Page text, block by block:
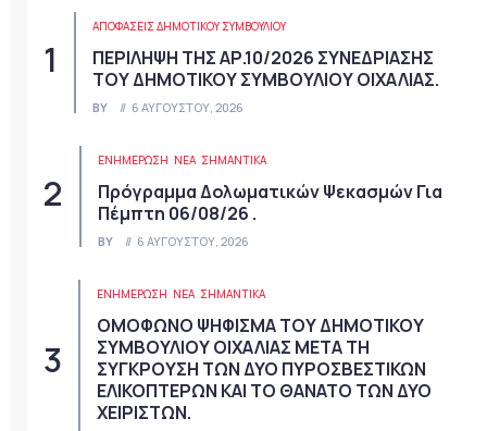
ΑΠΟΦΆΣΕΙΣ ΔΗΜΟΤΙΚΟΎ ΣΥΜΒΟΥΛΊΟΥ
ΠΕΡΙΛΗΨΗ ΤΗΣ ΑΡ.10/2026 ΣΥΝΕΔΡΙΑΣΗΣ
ΤΟΥ ΔΗΜΟΤΙΚΟΥ ΣΥΜΒΟΥΛΙΟΥ ΟΙΧΑΛΙΑΣ.
BY 6 ΑΥΓΟΎΣΤΟΥ, 2026
ΕΝΗΜΕΡΩΣΗ ΝΈΑ ΣΗΜΑΝΤΙΚΆ
Πρόγραμμα Δολωματικών Ψεκασμών Για
Πέμπτη 06/08/26 .
BY 6 ΑΥΓΟΎΣΤΟΥ, 2026
ΕΝΗΜΕΡΩΣΗ ΝΈΑ ΣΗΜΑΝΤΙΚΆ
ΟΜΟΦΩΝΟ ΨΗΦΙΣΜΑ ΤΟΥ ΔΗΜΟΤΙΚΟΥ
ΣΥΜΒΟΥΛΙΟΥ ΟΙΧΑΛΙΑΣ ΜΕΤΑ ΤΗ
ΣΥΓΚΡΟΥΣΗ ΤΩΝ ΔΥΟ ΠΥΡΟΣΒΕΣΤΙΚΩΝ
ΕΛΙΚΟΠΤΕΡΩΝ ΚΑΙ ΤΟ ΘΑΝΑΤΟ ΤΩΝ ΔΥΟ
ΧΕΙΡΙΣΤΩΝ.